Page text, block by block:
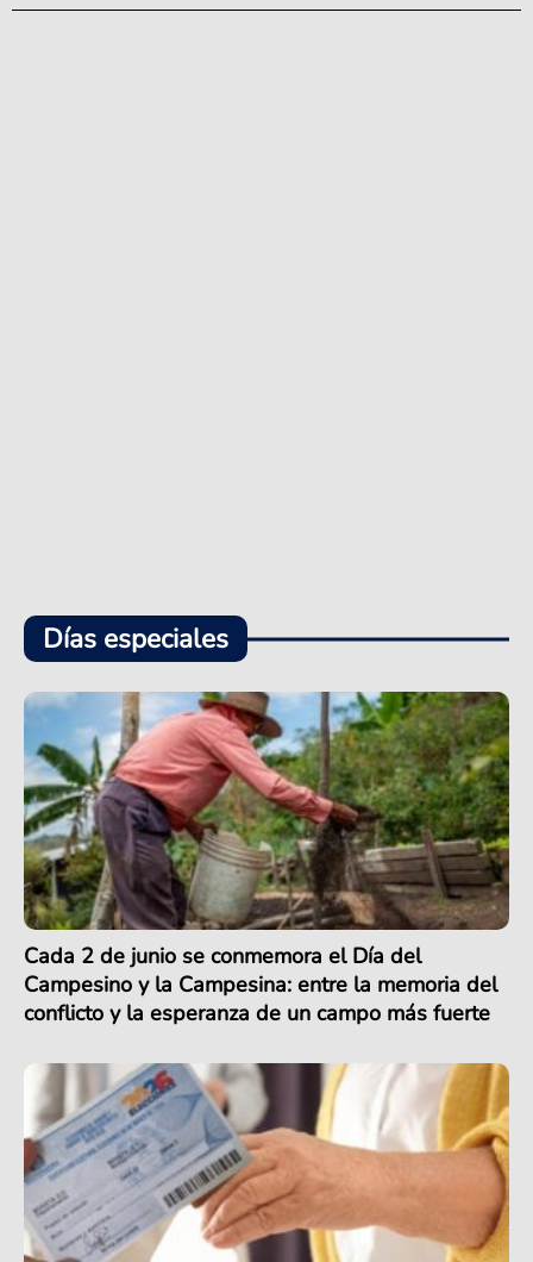
Días especiales
Cada 2 de junio se conmemora el Día del
Campesino y la Campesina: entre la memoria del
conflicto y la esperanza de un campo más fuerte